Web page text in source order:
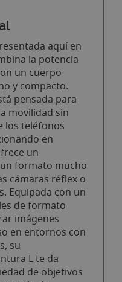
aquí en
la potencia
un cuerpo
y compacto.
pensada para
movilidad sin
los teléfonos
en
un
formato mucho
cámaras réflex o
Equipada con un
de formato
imágenes
en entornos con
su
L te da
de objetivos